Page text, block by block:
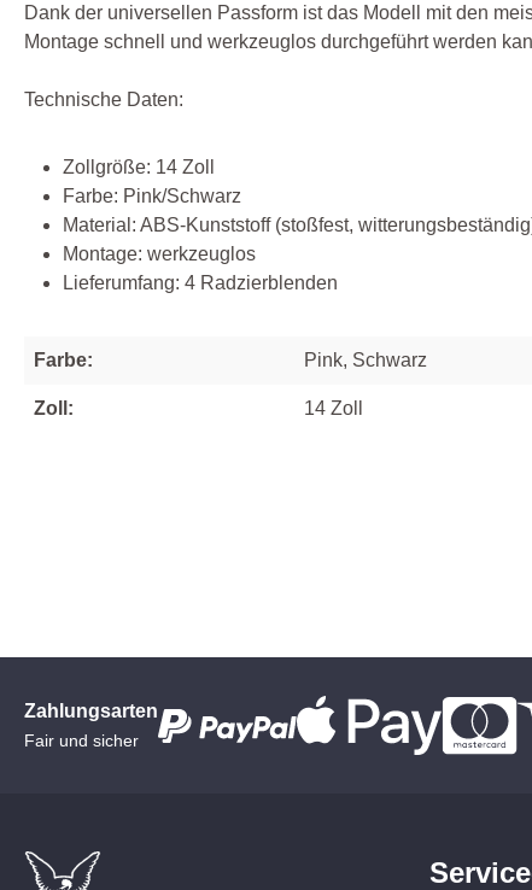
Dank der universellen Passform ist das Modell mit den
Montage schnell und werkzeuglos durchgeführt werden
Technische Daten:
Zollgröße: 14 Zoll
Farbe: Pink/Schwarz
Material: ABS‑Kunststoff (stoßfest,
Montage: werkzeuglos
Lieferumfang: 4 Radzierblenden
Farbe: Pink, Schwarz
Zoll: 14 Zoll
Zahlungsarten
Fair und sicher